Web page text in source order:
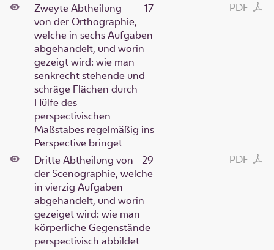
PDF
17
Zweyte Abtheilung
von der Orthographie,
welche in sechs Aufgaben
abgehandelt, und worin
gezeigt wird: wie man
senkrecht stehende und
schräge Flächen durch
Hülfe des
perspectivischen
Maßstabes regelmäßig ins
Perspective bringet
PDF
29
Dritte Abtheilung von
der Scenographie, welche
in vierzig Aufgaben
abgehandelt, und worin
gezeiget wird: wie man
körperliche Gegenstände
perspectivisch abbildet